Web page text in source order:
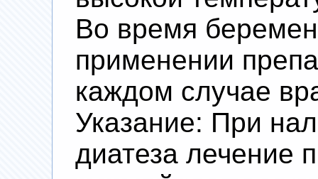
Во время
применении
каждом случае
Указание: При
диатеза лечение